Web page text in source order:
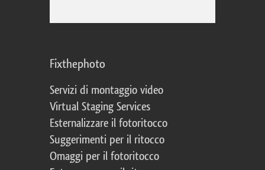
Fixthephoto
Servizi di montaggio video
Virtual Staging Services
Esternalizzare il fotoritocco
Suggerimenti per il ritocco
Omaggi per il fotoritocco